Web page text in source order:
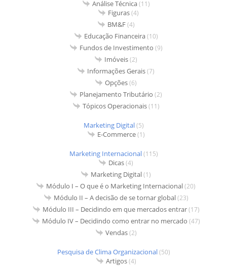
Análise Técnica(11)
Figuras(4)
BM&F(4)
Educação Financeira(10)
Fundos de Investimento (9)
Imóveis(2)
Informações Gerais(7)
Opções(6)
Planejamento Tributário (2)
Tópicos Operacionais(11)
Marketing Digital(5)
E-Commerce(1)
Marketing Internacional(115)
Dicas(4)
Marketing Digital(1)
Módulo I – O que é o Marketing Internacional(20)
Módulo II – A decisão de se tornar global(23)
Módulo III – Decidindo em que mercados entrar(17)
Módulo IV – Decidindo como entrar no mercado (47)
Vendas(2)
Pesquisa de Clima Organizacional(50)
Artigos(4)